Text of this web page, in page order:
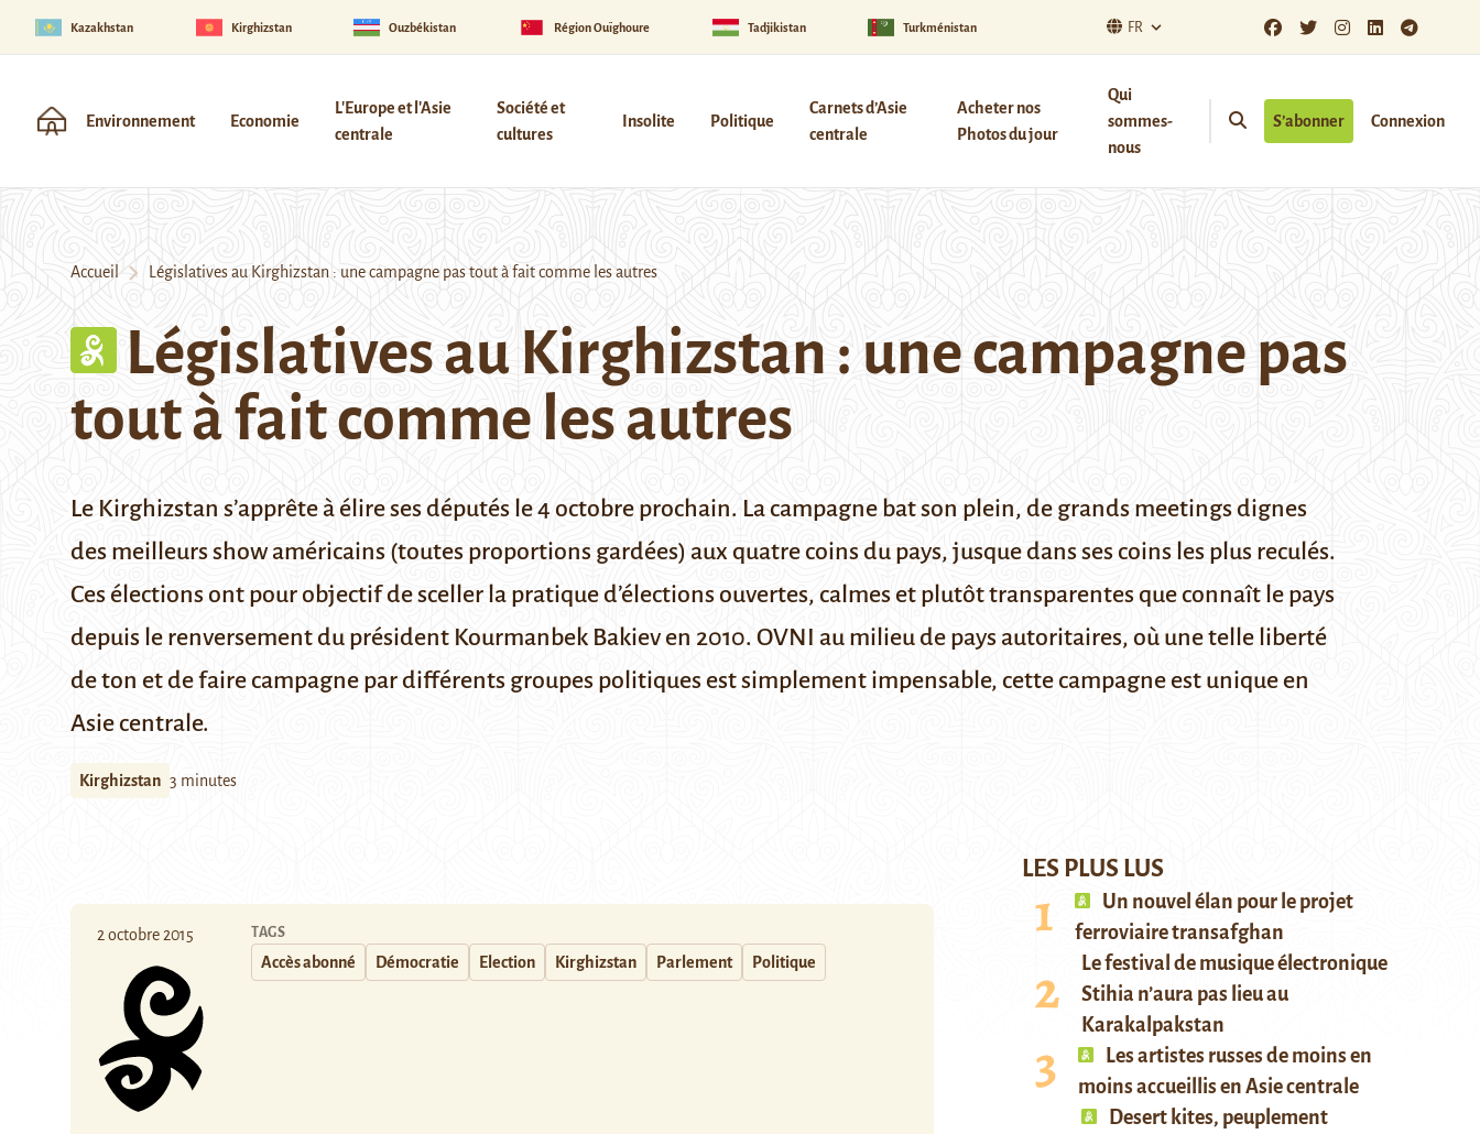
Kazakhstan Kirghizstan Ouzbékistan Région Ouïghoure Tadjikistan Turkménistan FR
Environnement Economie
L'Europe et l'Asie
centrale
Société et
cultures
Insolite Politique
Carnets d’Asie
centrale
Acheter nos
Photos du jour
Qui
sommes-
nous
S’abonner Connexion
Accueil Législatives au Kirghizstan : une campagne pas tout à fait comme les autres
Législatives au Kirghizstan : une campagne pas
tout à fait comme les autres
Le Kirghizstan s’apprête à élire ses députés le 4 octobre prochain. La campagne bat son plein, de grands meetings dignes
des meilleurs show américains (toutes proportions gardées) aux quatre coins du pays, jusque dans ses coins les plus reculés.
Ces élections ont pour objectif de sceller la pratique d’élections ouvertes, calmes et plutôt transparentes que connaît le pays
depuis le renversement du président Kourmanbek Bakiev en 2010. OVNI au milieu de pays autoritaires, où une telle liberté
de ton et de faire campagne par différents groupes politiques est simplement impensable, cette campagne est unique en
Asie centrale.
Kirghizstan 3 minutes
2 octobre 2015 TAGS
Accès abonné Démocratie Election Kirghizstan Parlement Politique
LES PLUS LUS
Un nouvel élan pour le projet
ferroviaire transafghan
Le festival de musique électronique
Stihia n’aura pas lieu au
Karakalpakstan
Les artistes russes de moins en
moins accueillis en Asie centrale
Desert kites, peuplement